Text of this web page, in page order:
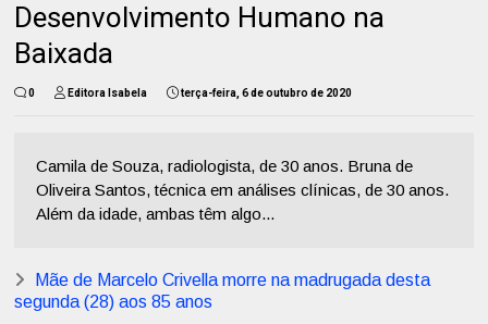
Desenvolvimento Humano na
Baixada
0 Editora Isabela terça-feira, 6 de outubro de 2020
Camila de Souza, radiologista, de 30 anos. Bruna de
Oliveira Santos, técnica em análises clínicas, de 30 anos.
Além da idade, ambas têm algo...
Mãe de Marcelo Crivella morre na madrugada desta
segunda (28) aos 85 anos